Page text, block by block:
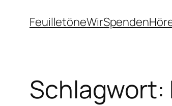
InhaltFeuilletöneWirSpenden
Schlagwort: